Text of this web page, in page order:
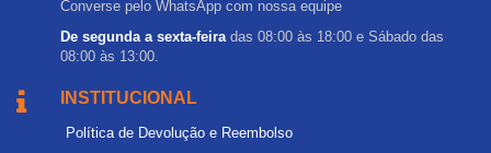
Converse pelo WhatsApp com nossa equipe
De segunda a sexta-feira das 08:00 às 18:00 e Sábado das
08:00 às 13:00.
INSTITUCIONAL
Política de Devolução e Reembolso